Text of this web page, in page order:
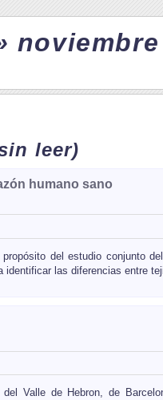
noviembre
leer)
humano sano
del estudio conjunto
las diferencias entre
Valle de Hebron, de